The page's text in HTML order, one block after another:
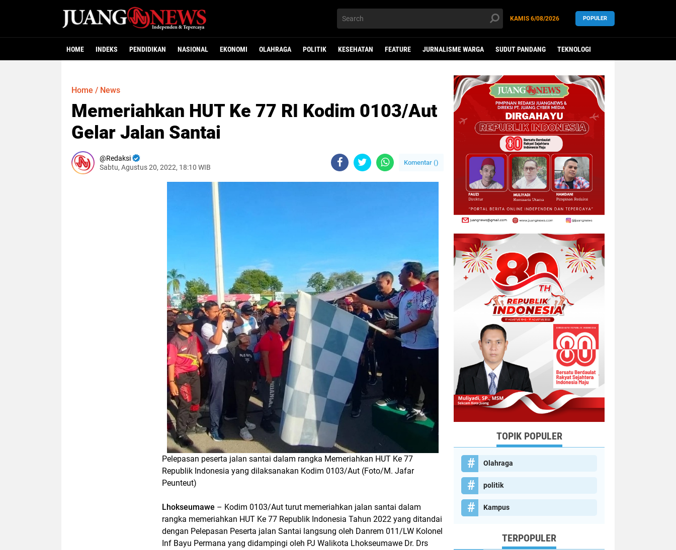
KAMIS 6/08/2026 POPULER
HOME INDEKS PENDIDIKAN NASIONAL EKONOMI OLAHRAGA POLITIK KESEHATAN FEATURE JURNALISME WARGA SUDUT PANDANG TEKNOLOGI
Home / News
Memeriahkan HUT Ke 77 RI Kodim 0103/Aut
Gelar Jalan Santai
Redaksi
Sabtu, Agustus 20, 2022, 18:10 WIB
Komentar ()
Pelepasan peserta jalan santai dalam rangka Memeriahkan HUT Ke 77
Republik Indonesia yang dilaksanakan Kodim 0103/Aut (Foto/M. Jafar
Peunteut)
Lhokseumawe – Kodim 0103/Aut turut memeriahkan jalan santai dalam
rangka memeriahkan HUT Ke 77 Republik Indonesia Tahun 2022 yang ditandai
dengan Pelepasan Peserta jalan Santai langsung oleh Danrem 011/LW Kolonel
Inf Bayu Permana yang didampingi oleh PJ Walikota Lhokseumawe Dr. Drs
TOPIK POPULER
Olahraga
politik
Kampus
TERPOPULER